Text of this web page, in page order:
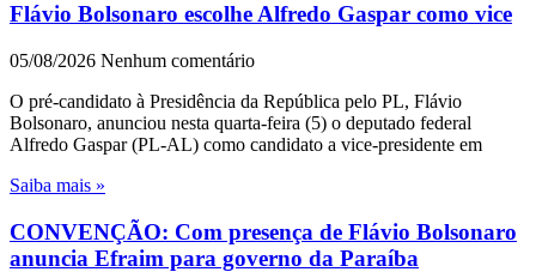
Flávio Bolsonaro escolhe Alfredo Gaspar como vice
05/08/2026 Nenhum comentário
O pré-candidato à Presidência da República pelo PL, Flávio
Bolsonaro, anunciou nesta quarta-feira (5) o deputado federal
Alfredo Gaspar (PL-AL) como candidato a vice-presidente em
Saiba mais »
CONVENÇÃO: Com presença de Flávio Bolsonaro
anuncia Efraim para governo da Paraíba